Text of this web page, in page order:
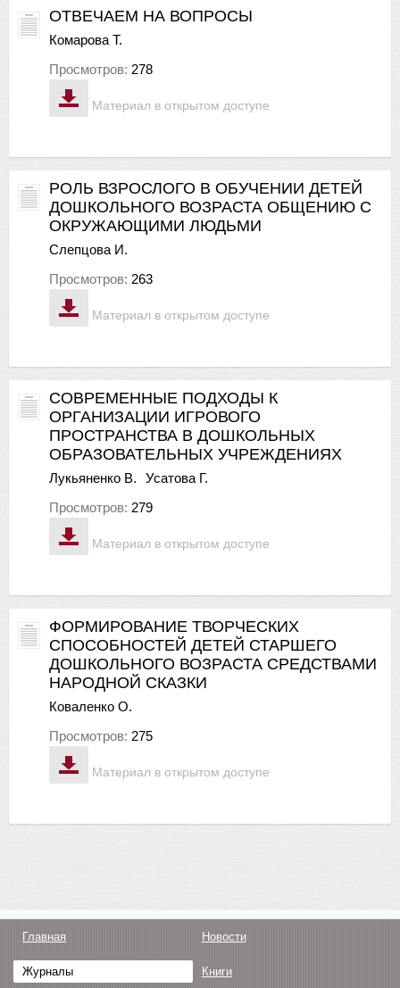
Материал в открытом доступе
ОТВЕЧАЕМ НА ВОПРОСЫ
Комарова Т.
Просмотров: 278
Материал в открытом доступе
РОЛЬ ВЗРОСЛОГО В ОБУЧЕНИИ ДЕТЕЙ
ДОШКОЛЬНОГО ВОЗРАСТА ОБЩЕНИЮ С
ОКРУЖАЮЩИМИ ЛЮДЬМИ
Слепцова И.
Просмотров: 263
Материал в открытом доступе
СОВРЕМЕННЫЕ ПОДХОДЫ К
ОРГАНИЗАЦИИ ИГРОВОГО
ПРОСТРАНСТВА В ДОШКОЛЬНЫХ
ОБРАЗОВАТЕЛЬНЫХ УЧРЕЖДЕНИЯХ
Лукьяненко В.
Усатова Г.
Просмотров: 279
Материал в открытом доступе
ФОРМИРОВАНИЕ ТВОРЧЕСКИХ
СПОСОБНОСТЕЙ ДЕТЕЙ СТАРШЕГО
ДОШКОЛЬНОГО ВОЗРАСТА СРЕДСТВАМИ
НАРОДНОЙ СКАЗКИ
Коваленко О.
Просмотров: 275
Главная Новости
Журналы Книги